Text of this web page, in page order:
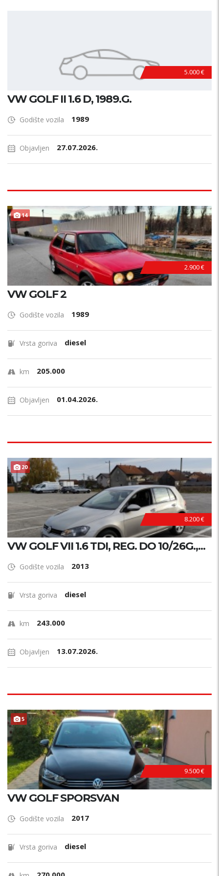
5.000 €
VW GOLF II 1.6 D, 1989.G.
Godište vozila 1989
Objavljen 27.07.2026.
14
2.900 €
VW GOLF 2
Godište vozila 1989
Vrsta goriva diesel
km 205.000
Objavljen 01.04.2026.
20
8.200 €
VW GOLF VII 1.6 TDI, REG. DO 10/26G.,...
Godište vozila 2013
Vrsta goriva diesel
km 243.000
Objavljen 13.07.2026.
5
9.500 €
VW GOLF SPORSVAN
Godište vozila 2017
Vrsta goriva diesel